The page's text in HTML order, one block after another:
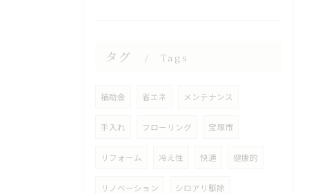
タグ Tags
補助金 省エネ メンテナンス
手入れ フローリング 宝塚市
リフォーム 冷え性 快適 健康的
リノベーション シロアリ駆除